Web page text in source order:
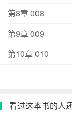
颈侧,夜里,弟弟用
自己只是犯了全
的眸子死死盯着
帝。扶薇看着
了他。
第8章 008
第9章 009
第10章 010
看过这本书的人